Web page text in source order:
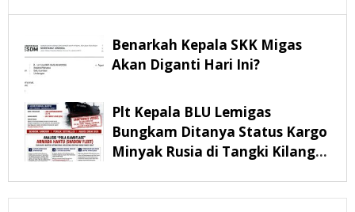
Benarkah Kepala SKK Migas
Akan Diganti Hari Ini?
Plt Kepala BLU Lemigas
Bungkam Ditanya Status Kargo
Minyak Rusia di Tangki Kilang